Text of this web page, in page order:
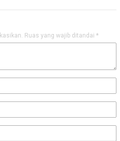
Ruas yang wajib ditandai *